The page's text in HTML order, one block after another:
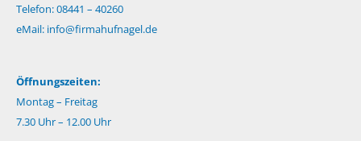
Telefon: 08441 – 40260
eMail: info@firmahufnagel.de
Öffnungszeiten:
Montag – Freitag
7.30 Uhr – 12.00 Uhr